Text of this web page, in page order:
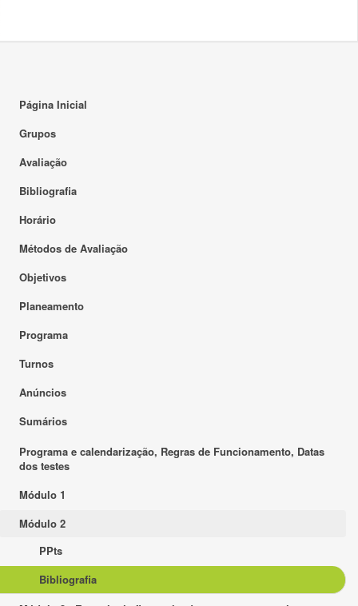
Página Inicial
Grupos
Avaliação
Bibliografia
Horário
Métodos de Avaliação
Objetivos
Planeamento
Programa
Turnos
Anúncios
Sumários
Programa e calendarização, Regras de Funcionamento, Datas
dos testes
Módulo 1
Módulo 2
PPts
Bibliografia